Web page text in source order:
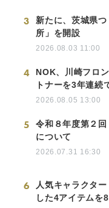
3
新たに、茨城県
所」を開設
2026.08.03 11:00
4
NOK、川崎フロ
トナーを3年連続
2026.08.05 13:00
5
令和８年度第２
について
2026.07.31 16:30
6
人気キャラクタ
した4アイテムを